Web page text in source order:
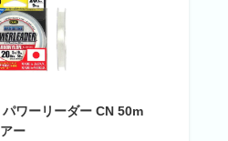
ワーリーダー CN 50m
ー